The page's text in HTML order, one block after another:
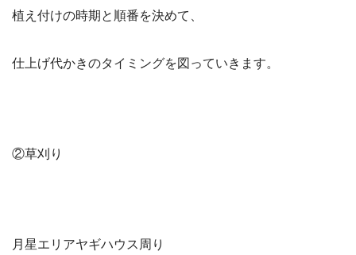
植え付けの時期と順番を決めて、
仕上げ代かきのタイミングを図っていきます。
②草刈り
月星エリアヤギハウス周り